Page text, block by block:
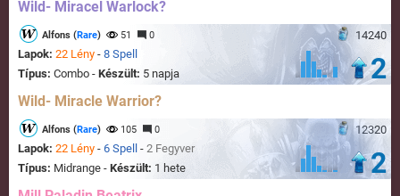
Wild- Miracel Warlock?
14240
Alfons (Rare) 51 0
Lapok: 22 Lény - 8 Spell
Típus: Combo - Készült: 5 napja 2
Wild- Miracle Warrior?
12320
Alfons (Rare) 105 0
Lapok: 22 Lény - 6 Spell - 2 Fegyver
Típus: Midrange - Készült: 1 hete 2